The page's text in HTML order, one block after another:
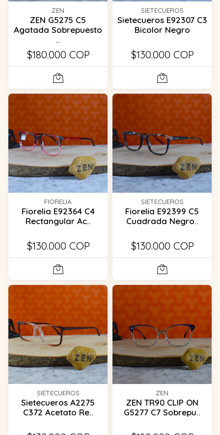
ZEN
ZEN G5275 C5
Agatada Sobrepuesto
..
$180.000 COP
SIETECUEROS
Sietecueros E92307 C3
Bicolor Negro
$130.000 COP
FIORELIA
Fiorelia E92364 C4
Rectangular Ac..
$130.000 COP
SIETECUEROS
Fiorelia E92399 C5
Cuadrada Negro..
$130.000 COP
SIETECUEROS
Sietecueros A2275
C372 Acetato Re..
ZEN
ZEN TR90 CLIP ON
G5277 C7 Sobrepu..